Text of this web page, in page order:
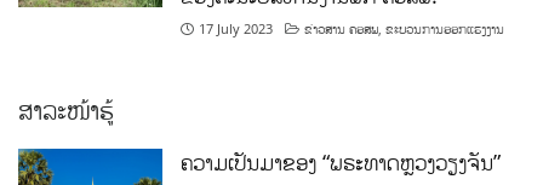
17 July 2023 ຂ່າວສານ ຄອສພ,ຂະບວນການອອກແຮງງານ
ສາລະໜ້າຮູ້
ຄວາມເປັນມາຂອງ “ພຣະທາດຫຼວງວຽງຈັນ”